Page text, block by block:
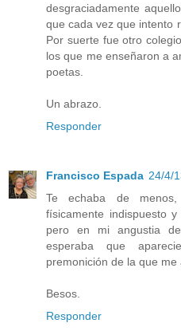
desgraciadamente
que cada vez que intento
Por suerte fue otro
los que me enseñaron a
poetas.
Un abrazo.
Responder
Francisco Espada 24/4/
Te echaba de
físicamente indispuesto
pero en mi angustia
esperaba que
premonición de la que me
Besos.
Responder